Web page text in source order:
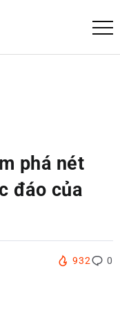
phá nét
đáo của
932 0